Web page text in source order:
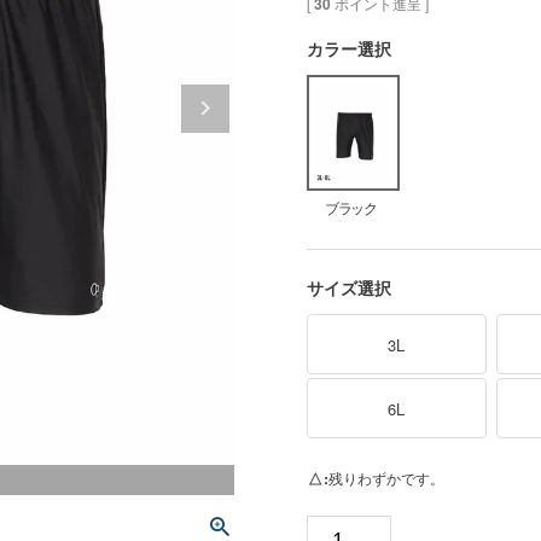
カラー選択
ブラック
サイズ選択
3L
6L
△ 残りわずかです。